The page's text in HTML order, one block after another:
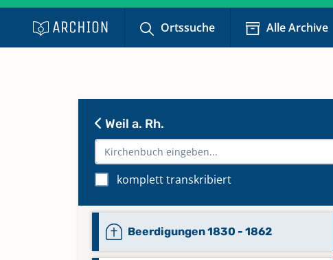
Ortssuche Alle Archive
Weil a. Rh.
komplett transkribiert
Beerdigungen 1830 - 1862